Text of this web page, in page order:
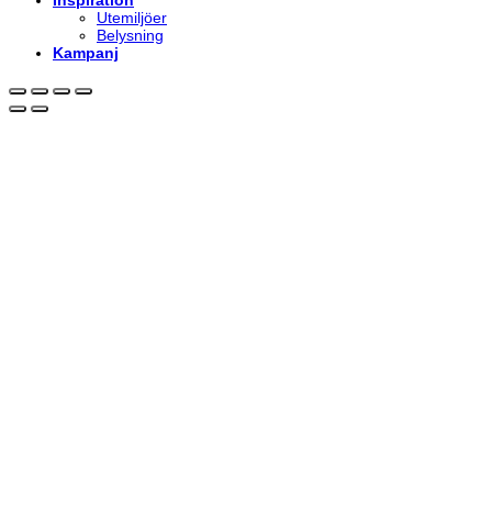
Utemiljöer
Belysning
Kampanj